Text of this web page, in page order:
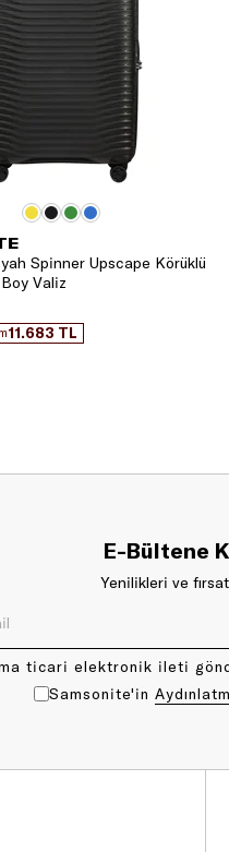
Spinner Upscape Körüklü
Valiz
11.683 TL
E-Bültene
Yenilikleri ve
ticari elektronik ileti
Samsonite'in